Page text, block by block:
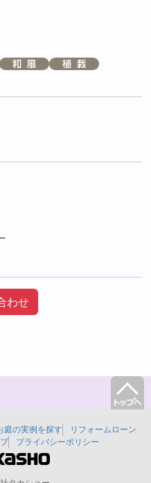
わせ
庭の実例を探す
リフォームローン
プライバシーポリシー